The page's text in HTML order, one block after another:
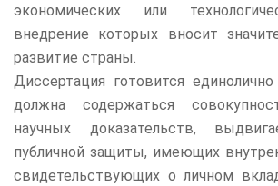
экономических или
внедрение которых вносит
развитие страны.
Диссертация готовится
должна содержаться
научных доказательств,
публичной защиты, имеющих
свидетельствующих о личном